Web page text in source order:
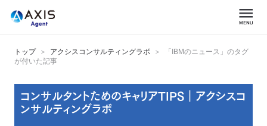
トップ アクシスコンサルティングラボ
「IBMのニュース」のタグ
が付いた記事
コンサルタントためのキャリアTIPS｜アクシスコ
ンサルティングラボ